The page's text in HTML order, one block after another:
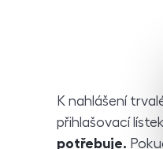
K nahlášení
přihlašovací
potřebuje.